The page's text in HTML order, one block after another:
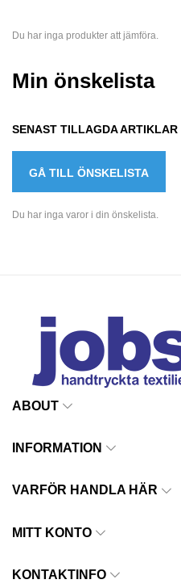
Du har inga produkter att jämföra.
Min önskelista
SENAST TILLAGDA ARTIKLAR
GÅ TILL ÖNSKELISTA
Du har inga varor i din önskelista.
ABOUT
INFORMATION
VARFÖR HANDLA HÄR
MITT KONTO
KONTAKTINFO